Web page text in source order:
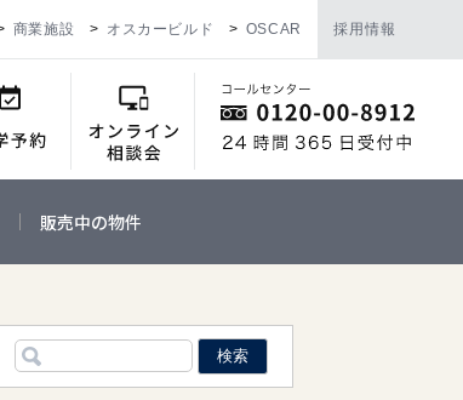
商業施設 オスカービルド OSCAR 採用情報
販売中の物件